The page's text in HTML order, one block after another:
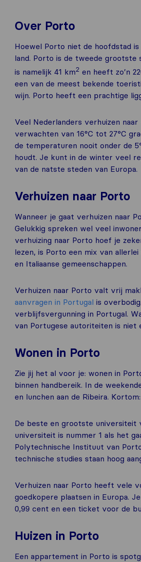
Over Porto
Hoewel Porto niet de hoofdstad
land. Porto is de tweede grootste
is namelijk 41 km2 en heeft zo’n
een van de meest bekende
wijn. Porto heeft een prachtige
Veel Nederlanders verhuizen
verwachten van 16°C tot 27°C
de temperaturen nooit onder de
houdt. Je kunt in de winter veel
van de natste steden van Europa.
Verhuizen naar Porto
Wanneer je gaat verhuizen naar
Gelukkig spreken wel veel
verhuizing naar Porto hoef je
lezen, is Porto een mix van
en Italiaanse gemeenschappen.
Verhuizen naar Porto valt vrij
aanvragen in Portugal is
verblijfsvergunning in Portugal.
van Portugese autoriteiten is niet
Wonen in Porto
Zie jij het al voor je: wonen in
binnen handbereik. In de
en lunchen aan de Ribeira. Kortom:
De beste en grootste universiteit
universiteit is nummer 1 als het
Polytechnische Instituut van
technische studies staan hoog
Verhuizen naar Porto heeft vele
goedkopere plaatsen in Europa.
0,99 cent en een ticket voor de
Huizen in Porto
Een appartement in Porto is